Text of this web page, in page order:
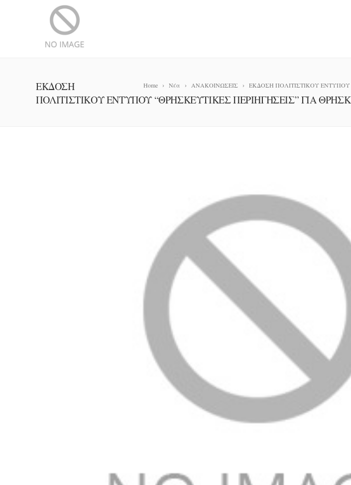
Home Νέα ΑΝΑΚΟΙΝΩΣΕΙΣ ΕΚΔΟΣΗ ΠΟΛΙΤΙΣΤΙΚΟΥ
ΕΚΔΟΣΗ
ΠΟΛΙΤΙΣΤΙΚΟΥ ΕΝΤΥΠΟΥ “ΘΡΗΣΚΕΥΤΙΚΕΣ ΠΕΡΙΗΓΗΣΕΙΣ” ΓΙΑ